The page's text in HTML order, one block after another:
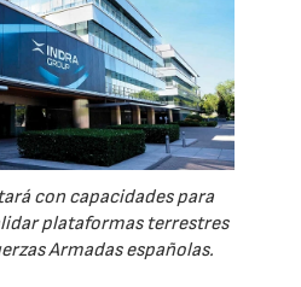
con capacidades para
plataformas terrestres
Armadas españolas.